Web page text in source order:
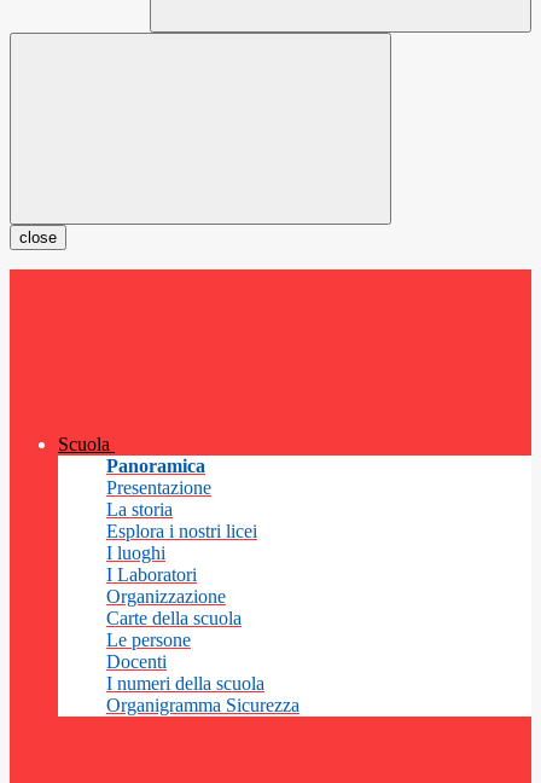
close
Scuola
Panoramica
Presentazione
La storia
Esplora i nostri licei
I luoghi
I Laboratori
Organizzazione
Carte della scuola
Le persone
Docenti
I numeri della scuola
Organigramma Sicurezza